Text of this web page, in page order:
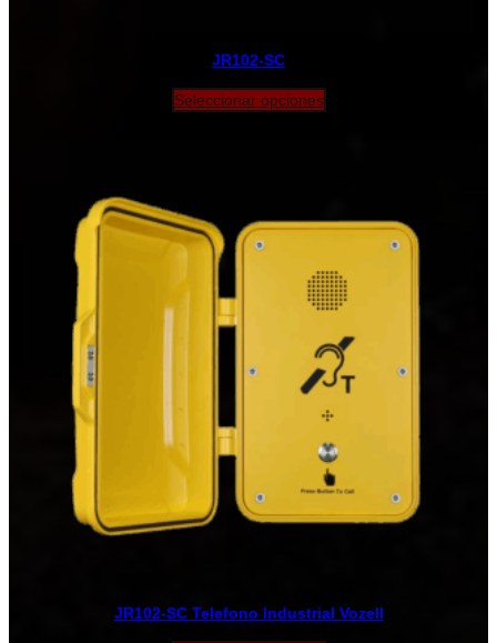
JR102-SC
Seleccionar opciones
JR102-SC Telefono Industrial Vozell